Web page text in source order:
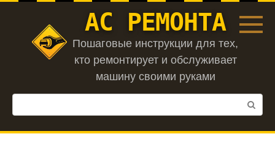
Перейти
АС РЕМОНТА
Пошаговые инструкции для тех,
кто ремонтирует и обслуживает
машину своими руками
Поиск: